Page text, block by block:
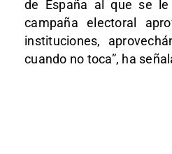
de España al que se
campaña electoral
instituciones,
cuando no toca”, ha